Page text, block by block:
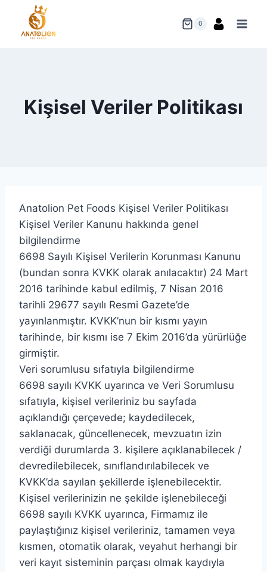
content
0
Kişisel Veriler Politikası
Anatolion Pet Foods Kişisel Veriler Politikası
Kişisel Veriler Kanunu hakkında genel
bilgilendirme
6698 Sayılı Kişisel Verilerin Korunması Kanunu
(bundan sonra KVKK olarak anılacaktır) 24 Mart
2016 tarihinde kabul edilmiş, 7 Nisan 2016
tarihli 29677 sayılı Resmi Gazete’de
yayınlanmıştır. KVKK’nun bir kısmı yayın
tarihinde, bir kısmı ise 7 Ekim 2016’da yürürlüğe
girmiştir.
Veri sorumlusu sıfatıyla bilgilendirme
6698 sayılı KVKK uyarınca ve Veri Sorumlusu
sıfatıyla, kişisel verileriniz bu sayfada
açıklandığı çerçevede; kaydedilecek,
saklanacak, güncellenecek, mevzuatın izin
verdiği durumlarda 3. kişilere açıklanabilecek /
devredilebilecek, sınıflandırılabilecek ve
KVKK’da sayılan şekillerde işlenebilecektir.
Kişisel verilerinizin ne şekilde işlenebileceği
6698 sayılı KVKK uyarınca, Firmamız ile
paylaştığınız kişisel verileriniz, tamamen veya
kısmen, otomatik olarak, veyahut herhangi bir
veri kayıt sisteminin parçası olmak kaydıyla